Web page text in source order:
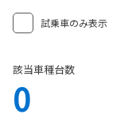
試乗車のみ表示
該当車種台数
0